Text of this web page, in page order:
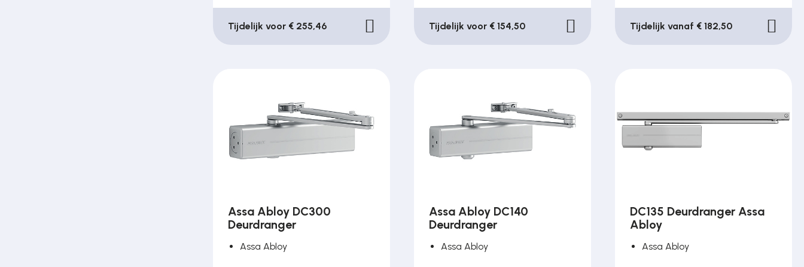
Tijdelijk voor € 255,46 Tijdelijk voor € 154,50 Tijdelijk vanaf € 182,50
Assa Abloy DC300
Deurdranger
Assa Abloy
Assa Abloy DC140
Deurdranger
Assa Abloy
DC135 Deurdranger Assa
Abloy
Assa Abloy